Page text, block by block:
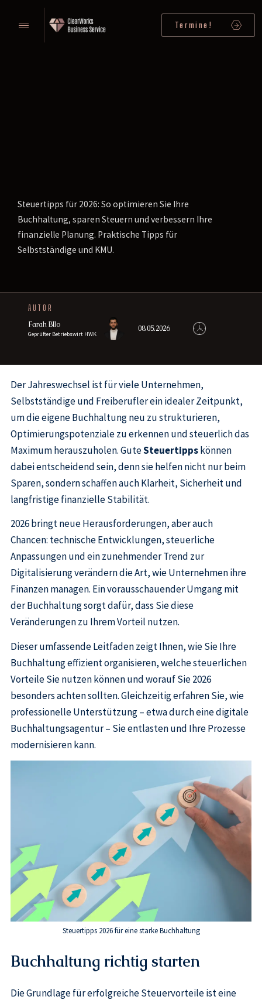
Termine!
Steuertipps für 2026: So optimieren Sie Ihre
Buchhaltung, sparen Steuern und verbessern Ihre
finanzielle Planung. Praktische Tipps für
Selbstständige und KMU.
AUTOR
Farah Bllo
Geprüfter Betriebswirt HWK
08.05.2026
Der Jahreswechsel ist für viele Unternehmen,
Selbstständige und Freiberufler ein idealer Zeitpunkt,
um die eigene Buchhaltung neu zu strukturieren,
Optimierungspotenziale zu erkennen und steuerlich das
Maximum herauszuholen. GuteSteuertippskönnen
dabei entscheidend sein, denn sie helfen nicht nur beim
Sparen, sondern schaffen auch Klarheit, Sicherheit und
langfristige finanzielle Stabilität.
2026 bringt neue Herausforderungen, aber auch
Chancen: technische Entwicklungen, steuerliche
Anpassungen und ein zunehmender Trend zur
Digitalisierung verändern die Art, wie Unternehmen ihre
Finanzen managen. Ein vorausschauender Umgang mit
der Buchhaltung sorgt dafür, dass Sie diese
Veränderungen zu Ihrem Vorteil nutzen.
Dieser umfassende Leitfaden zeigt Ihnen, wie Sie Ihre
Buchhaltung effizient organisieren, welche steuerlichen
Vorteile Sie nutzen können und worauf Sie 2026
besonders achten sollten. Gleichzeitig erfahren Sie, wie
professionelle Unterstützung – etwa durch eine digitale
Buchhaltungsagentur – Sie entlasten und Ihre Prozesse
modernisieren kann.
Steuertipps 2026 für eine starke Buchhaltung
Buchhaltung richtig starten
Die Grundlage für erfolgreiche Steuervorteile ist eine